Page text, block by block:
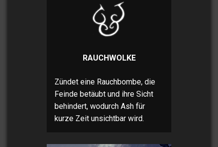
RAUCHWOLKE
Zündet eine Rauchbombe, die
Feinde betäubt und ihre Sicht
behindert, wodurch Ash für
kurze Zeit unsichtbar wird.